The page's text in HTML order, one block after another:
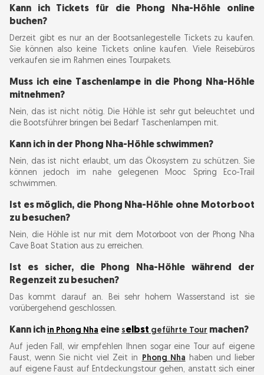
Kann ich Tickets für die Phong Nha-Höhle online
buchen?
Derzeit gibt es nur an der Bootsanlegestelle Tickets zu kaufen.
Sie können also keine Tickets online kaufen. Viele Reisebüros
verkaufen sie im Rahmen eines Tourpakets.
Muss ich eine Taschenlampe in die Phong Nha-Höhle
mitnehmen?
Nein, das ist nicht nötig. Die Höhle ist sehr gut beleuchtet und
die Bootsführer bringen bei Bedarf Taschenlampen mit.
Kann ich in der Phong Nha-Höhle schwimmen?
Nein, das ist nicht erlaubt, um das Ökosystem zu schützen. Sie
können jedoch im nahe gelegenen Mooc Spring Eco-Trail
schwimmen.
Ist es möglich, die Phong Nha-Höhle ohne Motorboot
zu besuchen?
Nein, die Höhle ist nur mit dem Motorboot von der Phong Nha
Cave Boat Station aus zu erreichen.
Ist es sicher, die Phong Nha-Höhle während der
Regenzeit zu besuchen?
Das kommt darauf an. Bei sehr hohem Wasserstand ist sie
vorübergehend geschlossen.
Kann ich in Phong Nha eine selbst geführte Tour machen?
Auf jeden Fall, wir empfehlen Ihnen sogar eine Tour auf eigene
Faust, wenn Sie nicht viel Zeit in Phong Nha haben und lieber
auf eigene Faust auf Entdeckungstour gehen, anstatt sich einer